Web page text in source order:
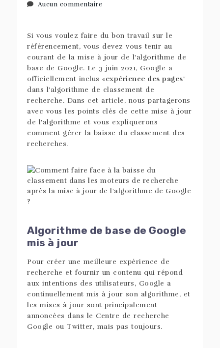
Aucun commentaire
Si vous voulez faire du bon travail sur le
référencement, vous devez vous tenir au
courant de la mise à jour de l'algorithme de
base de Google. Le 3 juin 2021, Google a
officiellement inclus «expérience des pages"
dans l'algorithme de classement de
recherche. Dans cet article, nous partagerons
avec vous les points clés de cette mise à jour
de l'algorithme et vous expliquerons
comment gérer la baisse du classement des
recherches.
Algorithme de base de Google
mis à jour
Pour créer une meilleure expérience de
recherche et fournir un contenu qui répond
aux intentions des utilisateurs, Google a
continuellement mis à jour son algorithme, et
les mises à jour sont principalement
annoncées dans le Centre de recherche
Google ou Twitter, mais pas toujours.